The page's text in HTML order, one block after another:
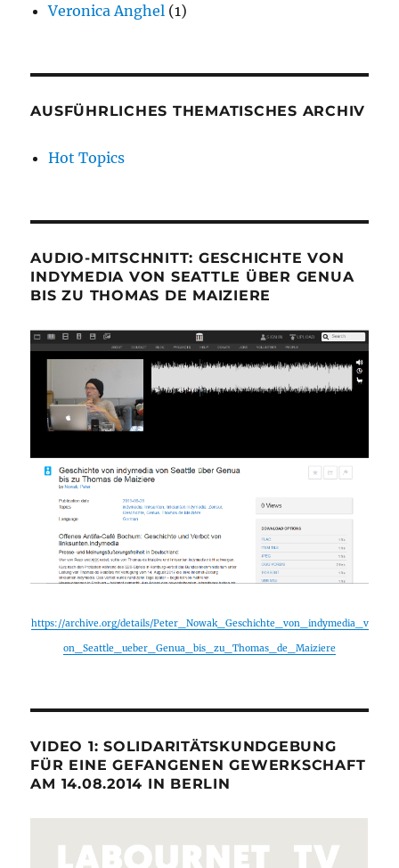
Veronica Anghel (1)
AUSFÜHRLICHES THEMATISCHES ARCHIV
Hot Topics
AUDIO-MITSCHNITT: GESCHICHTE VON
INDYMEDIA VON SEATTLE ÜBER GENUA
BIS ZU THOMAS DE MAIZIERE
https://archive.org/details/Peter_Nowak_Geschichte_von_indymedia_v
on_Seattle_ueber_Genua_bis_zu_Thomas_de_Maiziere
VIDEO 1: SOLIDARITÄTSKUNDGEBUNG
FÜR EINE GEFANGENEN GEWERKSCHAFT
AM 14.08.2014 IN BERLIN